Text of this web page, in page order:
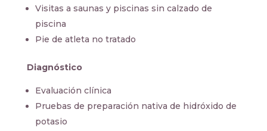
Visitas a saunas y piscinas sin calzado de
piscina
Pie de atleta no tratado
Diagnóstico
Evaluación clínica
Pruebas de preparación nativa de hidróxido de
potasio